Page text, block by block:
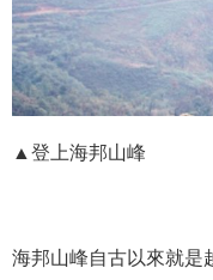
▲登上海邦山峰
海邦山峰自古以來就是